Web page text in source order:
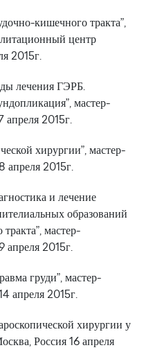
кишечного тракта”,
центр
2015г.
лечения ГЭРБ.
мастер-
апреля 2015г.
хирургии”, мастер-
апреля 2015г.
и лечение
образований
мастер-
апреля 2015г.
груди”, мастер-
апреля 2015г.
хирургии у
Россия 16 апреля